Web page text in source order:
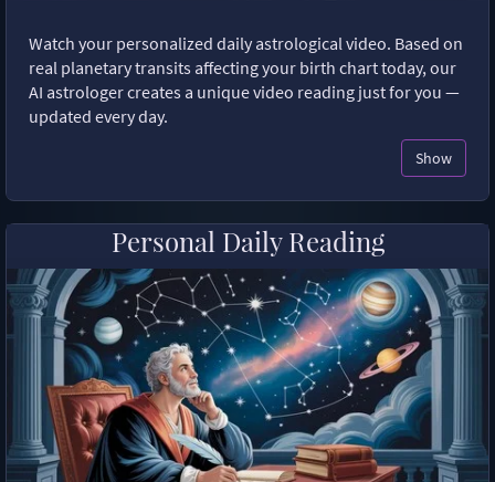
Watch your personalized daily astrological video. Based on
real planetary transits affecting your birth chart today, our
AI astrologer creates a unique video reading just for you —
updated every day.
Show
Personal Daily Reading